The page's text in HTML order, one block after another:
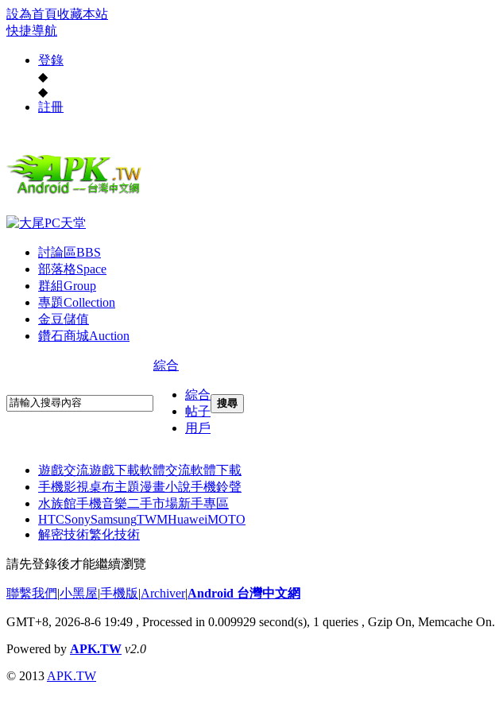
設為首頁收藏本站
快捷導航
登錄
◆
◆
註冊
討論區BBS
部落格Space
群組Group
專題Collection
金豆儲值
鑽石商城Auction
綜合
綜合
帖子
用戶
搜尋
遊戲交流遊戲下載軟體交流軟體下載
手機影視桌布主題漫畫小說手機鈴聲
水族館手機音樂二手市場新手專區
HTCSonySamsungTWMHuaweiMOTO
解密技術繁化技術
請先登錄後才能繼續瀏覽
聯繫我們|小黑屋|手機版|Archiver|Android 台灣中文網
GMT+8, 2026-8-6 19:49 , Processed in 0.009929 second(s), 1 queries , Gzip On, Memcache On.
Powered by APK.TW v2.0
© 2013 APK.TW